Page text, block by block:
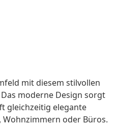
mit diesem stilvollen
moderne Design sorgt
gleichzeitig elegante
Wohnzimmern oder Büros.